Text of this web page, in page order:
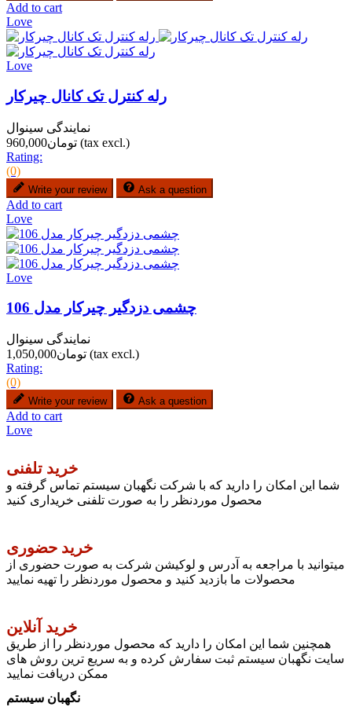
Add to cart
Love
Love
رله کنترل تک کانال چیرکار
نمایندگی سینوال
تومان960,000 (tax excl.)
Rating:
(0)
Write your review Ask a question
Add to cart
Love
Love
چشمی دزدگیر چیرکار مدل 106
نمایندگی سینوال
تومان1,050,000 (tax excl.)
Rating:
(0)
Write your review Ask a question
Add to cart
Love
خرید تلفنی
شما این امکان را دارید که با شرکت نگهبان سیستم تماس گرفته و
محصول موردنظر را به صورت تلفنی خریداری کنید
خرید حضوری
میتوانید با مراجعه به آدرس و لوکیشن شرکت به صورت حضوری از
محصولات ما بازدید کنید و محصول موردنظر را تهیه نمایید
خرید آنلاین
همچنین شما این امکان را دارید که محصول موردنظر را از طریق
سایت نگهبان سیستم ثبت سفارش کرده و به سریع ترین روش های
ممکن دریافت نمایید
نگهبان سیستم